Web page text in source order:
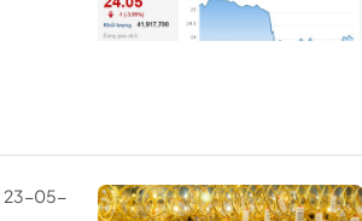
23-05-